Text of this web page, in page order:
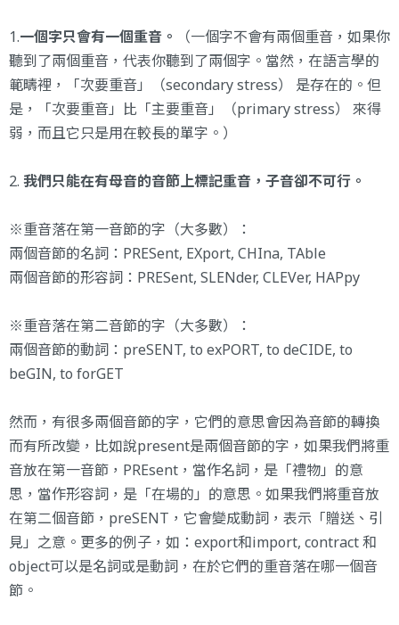
1.一個字只會有一個重音。
（一個字不會有兩個重音，如果你
聽到了兩個重音，代表你聽到了兩個字。當然，在語言學的
範疇裡，「次要重音」（secondary stress） 是存在的。但
是，「次要重音」比「主要重音」（primary stress） 來得
弱，而且它只是用在較長的單字。）
2. 我們只能在有母音的音節上標記重音，子音卻不可行 。
※重音落在第一音節的字（大多數）：
兩個音節的名詞：PRESent, EXport, CHIna, TAble
兩個音節的形容詞：PRESent, SLENder, CLEVer, HAPpy
※重音落在第二音節的字（大多數）：
兩個音節的動詞：preSENT, to exPORT, to deCIDE, to
beGIN, to forGET
然而，有很多兩個音節的字，它們的意思會因為音節的轉換
而有所改變，比如說present是兩個音節的字，如果我們將重
音放在第一音節，PREsent，當作名詞，是「禮物」的意
思，當作形容詞，是「在場的」的意思。如果我們將重音放
在第二個音節，preSENT，它會變成動詞，表示「贈送、引
見」之意。更多的例子，如：export和import, contract 和
object可以是名詞或是動詞，在於它們的重音落在哪一個音
節。